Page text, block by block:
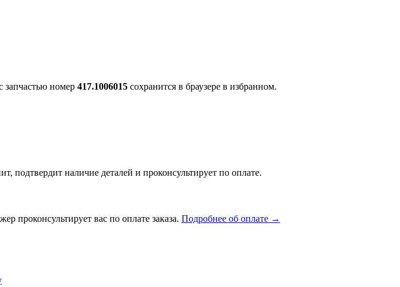
запчастью номер 417.1006015 сохранится в браузере в избранном.
подтвердит наличие деталей и проконсультирует по оплате.
проконсультирует вас по оплате заказа. Подробнее об оплате →